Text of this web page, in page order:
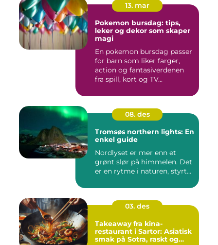
13. mar
Pokemon bursdag: tips,
leker og dekor som skaper
magi
En pokemon bursdag passer
for barn som liker farger,
action og fantasiverdenen
fra spill, kort og TV...
08. des
Tromsøs northern lights: En
enkel guide
Nordlyset er mer enn et
grønt slør på himmelen. Det
er en rytme i naturen, styrt...
03. des
Takeaway fra kina-
restaurant i Sartor: Asiatisk
smak på Sotra, raskt og